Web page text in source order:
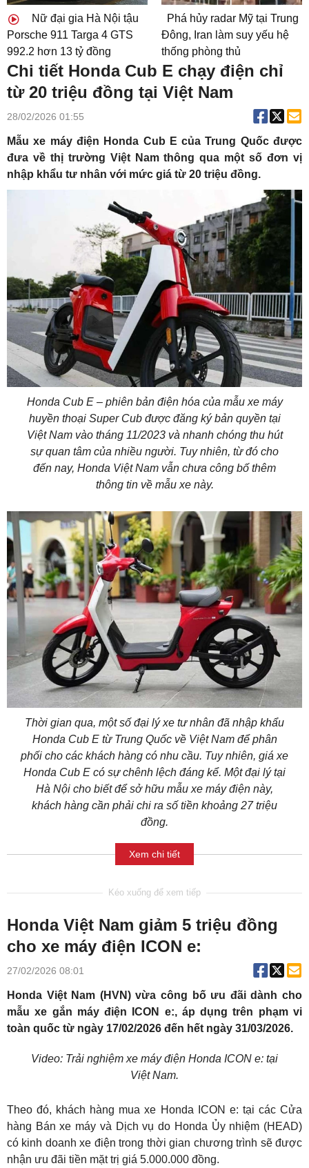
Nữ đại gia Hà Nội tậu
Porsche 911 Targa 4 GTS
992.2 hơn 13 tỷ đồng
Phá hủy radar Mỹ tại Trung
Đông, Iran làm suy yếu hệ
thống phòng thủ
Chi tiết Honda Cub E chạy điện chỉ
từ 20 triệu đồng tại Việt Nam
28/02/2026 01:55
Mẫu xe máy điện Honda Cub E của Trung Quốc được
đưa về thị trường Việt Nam thông qua một số đơn vị
nhập khẩu tư nhân với mức giá từ 20 triệu đồng.
Honda Cub E – phiên bản điện hóa của mẫu xe máy
huyền thoại Super Cub được đăng ký bản quyền tại
Việt Nam vào tháng 11/2023 và nhanh chóng thu hút
sự quan tâm của nhiều người. Tuy nhiên, từ đó cho
đến nay, Honda Việt Nam vẫn chưa công bố thêm
thông tin về mẫu xe này.
Thời gian qua, một số đại lý xe tư nhân đã nhập khẩu
Honda Cub E từ Trung Quốc về Việt Nam để phân
phối cho các khách hàng có nhu cầu. Tuy nhiên, giá xe
Honda Cub E có sự chênh lệch đáng kể. Một đại lý tại
Hà Nội cho biết để sở hữu mẫu xe máy điện này,
khách hàng cần phải chi ra số tiền khoảng 27 triệu
đồng.
Xem chi tiết
Honda Việt Nam giảm 5 triệu đồng
cho xe máy điện ICON e:
27/02/2026 08:01
Honda Việt Nam (HVN) vừa công bố ưu đãi dành cho
mẫu xe gắn máy điện ICON e:, áp dụng trên phạm vi
toàn quốc từ ngày 17/02/2026 đến hết ngày 31/03/2026.
Video: Trải nghiệm xe máy điện Honda ICON e: tại
Việt Nam.
Theo đó, khách hàng mua xe Honda ICON e: tại các Cửa
hàng Bán xe máy và Dịch vụ do Honda Ủy nhiệm (HEAD)
có kinh doanh xe điện trong thời gian chương trình sẽ được
nhận ưu đãi tiền mặt trị giá 5.000.000 đồng.